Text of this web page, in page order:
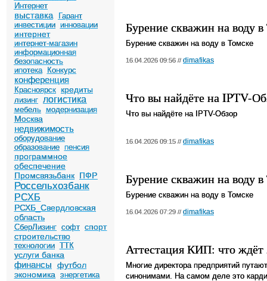
Интернет
выставка
Гарант
инвестиции инновации
интернет
интернет-магазин
информационная
безопасность
ипотека
Конкурс
конференция
Красноярск кредиты
лизинг логистика
мебель модернизация
Москва
недвижимость
оборудование
образование пенсия
программное
обеспечение
Промсвязьбанк ПФР
Россельхозбанк
РСХБ
РСХБ_Свердловская
область
СберЛизинг софт спорт
строительство
технологии ТТК
услуги банка
финансы
футбол
экономика
энергетика
Бурение скважин на воду
Бурение скважин на воду в Томске
16.04.2026 09:56 // dimafikas
Что вы найдёте на IPTV-
Что вы найдёте на IPTV-Обзор
16.04.2026 09:15 // dimafikas
Бурение скважин на воду
Бурение скважин на воду в Томске
16.04.2026 07:29 // dimafikas
Аттестация КИП: что ждёт
Многие директора предприятий
синонимами. На самом деле это